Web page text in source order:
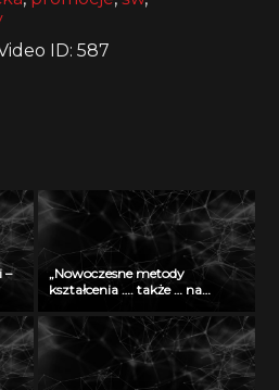
ID: 587
–
„Nowoczesne metody
kształcenia …. także … na
Radiu Akadera – 11 grudzień
2012